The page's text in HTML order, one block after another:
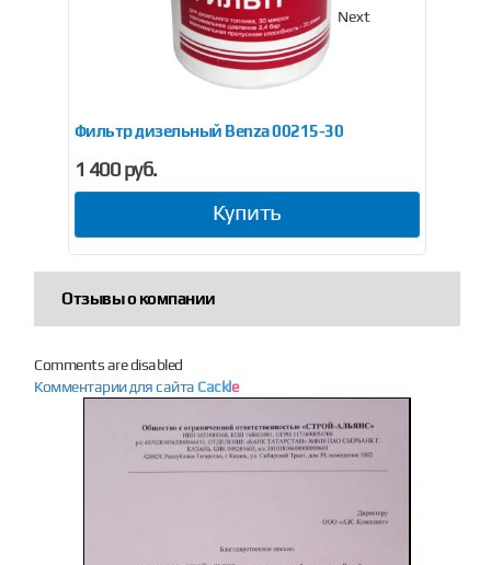
Фильтр дизельный Benza 00215-30
1 400 руб.
Купить
Next
Отзывы о компании
Comments are disabled
Комментарии для сайта Cackle